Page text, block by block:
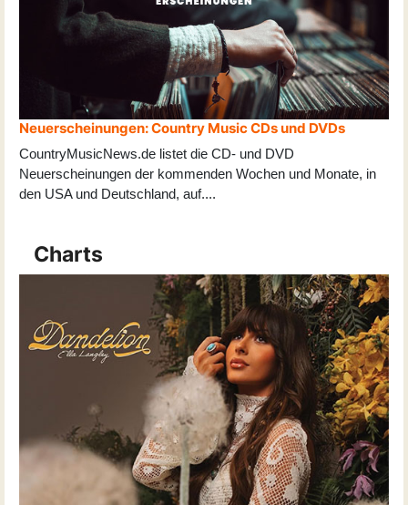
Neuerscheinungen: Country Music CDs und DVDs
CountryMusicNews.de listet die CD- und DVD
Neuerscheinungen der kommenden Wochen und Monate, in
den USA und Deutschland, auf....
Charts